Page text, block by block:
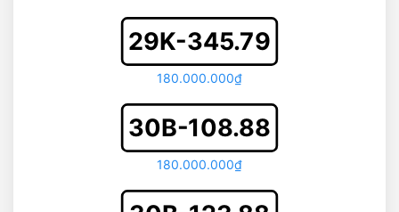
29K-345.79
180.000.000₫
30B-108.88
180.000.000₫